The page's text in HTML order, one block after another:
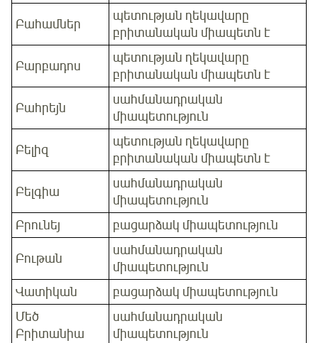
Բահամներ
պետության ղեկավարը
բրիտանական միապետն է
Բարբադոս
պետության ղեկավարը
բրիտանական միապետն է
Բահրեյն
սահմանադրական
միապետություն
Բելիզ
պետության ղեկավարը
բրիտանական միապետն է
Բելգիա
սահմանադրական
միապետություն
Բրունեյ
բացարձակ միապետություն
Բութան
սահմանադրական
միապետություն
Վատիկան
բացարձակ միապետություն
Մեծ
Բրիտանիա
սահմանադրական
միապետություն